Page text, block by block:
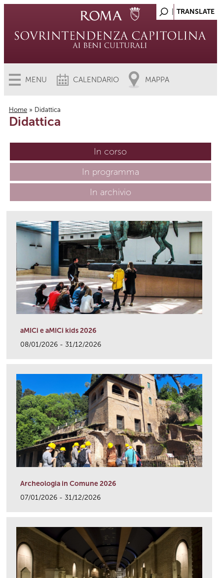
MENU CALENDARIO MAPPA
Tu sei qui
Home » Didattica
Didattica
In corso
In programma
In archivio
aMICi e aMICi kids 2026
08/01/2026 - 31/12/2026
Archeologia in Comune 2026
07/01/2026 - 31/12/2026